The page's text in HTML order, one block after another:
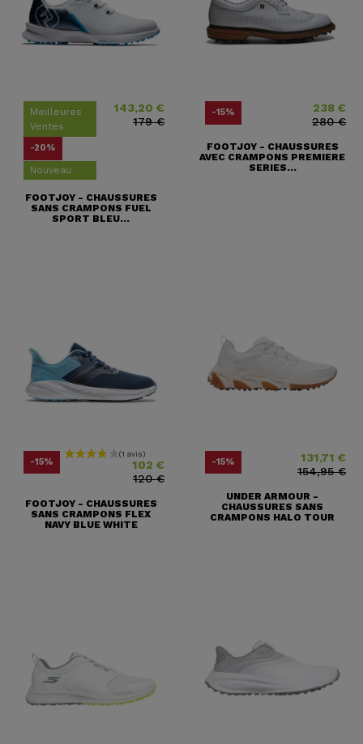
Meilleures
Ventes
-20%
Nouveau
Prix
143,20 €
Prix ​​habituel
179 €
FOOTJOY - CHAUSSURES
SANS CRAMPONS FUEL
SPORT BLEU...
-15% 238 €
Prix ​​habituel
280 €
FOOTJOY - CHAUSSURES
AVEC CRAMPONS PREMIERE
SERIES...
-15% Prix 102 €
Prix ​​habituel
120 €
FOOTJOY - CHAUSSURES
SANS CRAMPONS FLEX
NAVY BLUE WHITE
-15% 131,71 €
Prix ​​habituel
154,95 €
UNDER ARMOUR -
CHAUSSURES SANS
CRAMPONS HALO TOUR